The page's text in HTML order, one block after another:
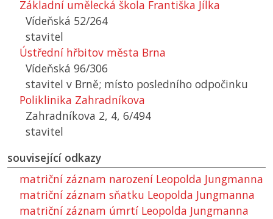
Základní umělecká škola Františka Jílka
Vídeňská 52/264
stavitel
Ústřední hřbitov města Brna
Vídeňská 96/306
stavitel v Brně; místo posledního odpočinku
Poliklinika Zahradníkova
Zahradníkova 2, 4, 6/494
stavitel
související odkazy
matriční záznam narození Leopolda Jungmanna
matriční záznam sňatku Leopolda Jungmanna
matriční záznam úmrtí Leopolda Jungmanna